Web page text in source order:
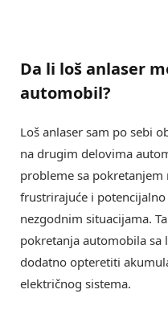
Da li loš anlaser
automobil?
Loš anlaser sam po sebi
na drugim delovima
probleme sa
frustrirajuće i potencijalno
nezgodnim situacijama.
pokretanja automobila sa
dodatno opteretiti
električnog sistema.